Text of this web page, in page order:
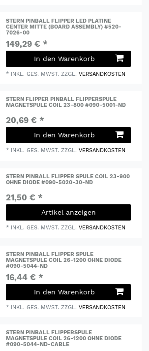
STERN PINBALL FLIPPER LED PLATINE
CENTER MITTE (BOARD ASSEMBLY) #520-
7026-00
149,29 € *
In den Warenkorb
* INKL. GES. MWST. ZZGL.VERSANDKOSTEN
STERN FLIPPER PINBALL FLIPPERSPULE
MAGNETSPULE COIL 23-800 #090-5001-ND
20,69 € *
In den Warenkorb
* INKL. GES. MWST. ZZGL.VERSANDKOSTEN
STERN PINBALL FLIPPER SPULE COIL 23-900
OHNE DIODE #090-5020-30-ND
21,50 € *
Artikel anzeigen
* INKL. GES. MWST. ZZGL.VERSANDKOSTEN
STERN PINBALL FLIPPER SPULE
MAGNETSPULE COIL 26-1200 OHNE DIODE
#090-5044-ND
16,44 € *
In den Warenkorb
* INKL. GES. MWST. ZZGL.VERSANDKOSTEN
STERN PINBALL FLIPPERSPULE
MAGNETSPULE COIL 26-1200 OHNE DIODE
#090-5044-ND-CABLE